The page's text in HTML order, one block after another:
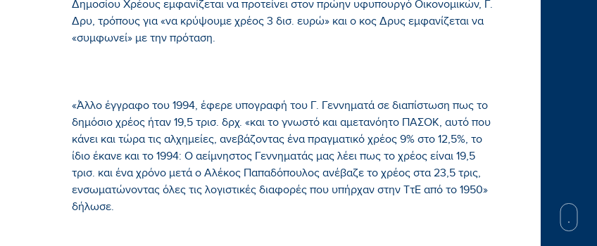
Δημοσίου Χρέους εμφανίζεται να προτείνει στον πρώην υφυπουργό Οικονομικών, Γ.
Δρυ, τρόπους για «να κρύψουμε χρέος 3 δισ. ευρώ» και ο κος Δρυς εμφανίζεται να
«συμφωνεί» με την πρόταση.
«Άλλο έγγραφο του 1994, έφερε υπογραφή του Γ. Γεννηματά σε διαπίστωση πως το
δημόσιο χρέος ήταν 19,5 τρισ. δρχ. «και το γνωστό και αμετανόητο ΠΑΣΟΚ, αυτό που
κάνει και τώρα τις αλχημείες, ανεβάζοντας ένα πραγματικό χρέος 9% στο 12,5%, το
ίδιο έκανε και το 1994: Ο αείμνηστος Γεννηματάς μας λέει πως το χρέος είναι 19,5
τρισ. και ένα χρόνο μετά ο Αλέκος Παπαδόπουλος ανέβαζε το χρέος στα 23,5 τρις,
ενσωματώνοντας όλες τις λογιστικές διαφορές που υπήρχαν στην ΤτΕ από το 1950»
δήλωσε.